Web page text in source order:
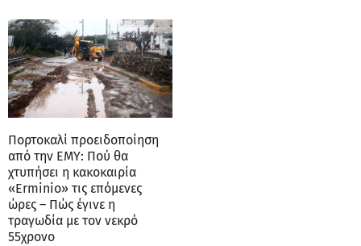
Πορτοκαλί προειδοποίηση
από την ΕΜΥ: Πού θα
χτυπήσει η κακοκαιρία
«Erminio» τις επόμενες
ώρες – Πώς έγινε η
τραγωδία με τον νεκρό
55χρονο